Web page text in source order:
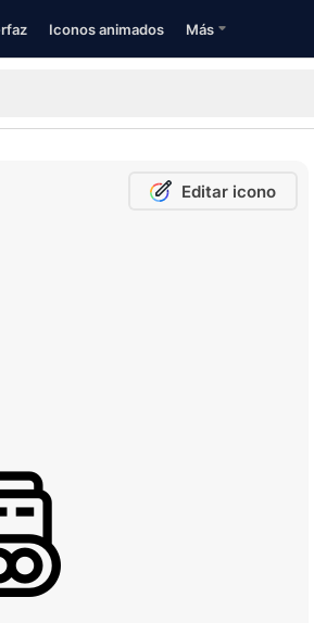
Iconos animados Más
Editar icono